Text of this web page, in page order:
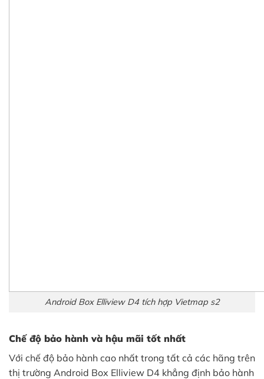
Android Box Elliview D4 tích hợp Vietmap s2
Chế độ bảo hành và hậu mãi tốt nhất
Với chế độ bảo hành cao nhất trong tất cả các hãng trên
thị trường Android Box Elliview D4 khẳng định bảo hành